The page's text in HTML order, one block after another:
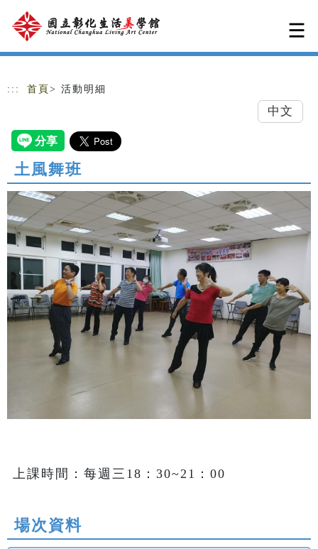
跳到主要內容
網站導覽
::: 首頁 > 活動明細
中文
土風舞班
上課時間：每週三18：30~21：00
場次資料